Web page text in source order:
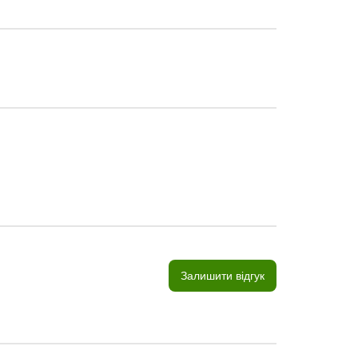
Залишити відгук